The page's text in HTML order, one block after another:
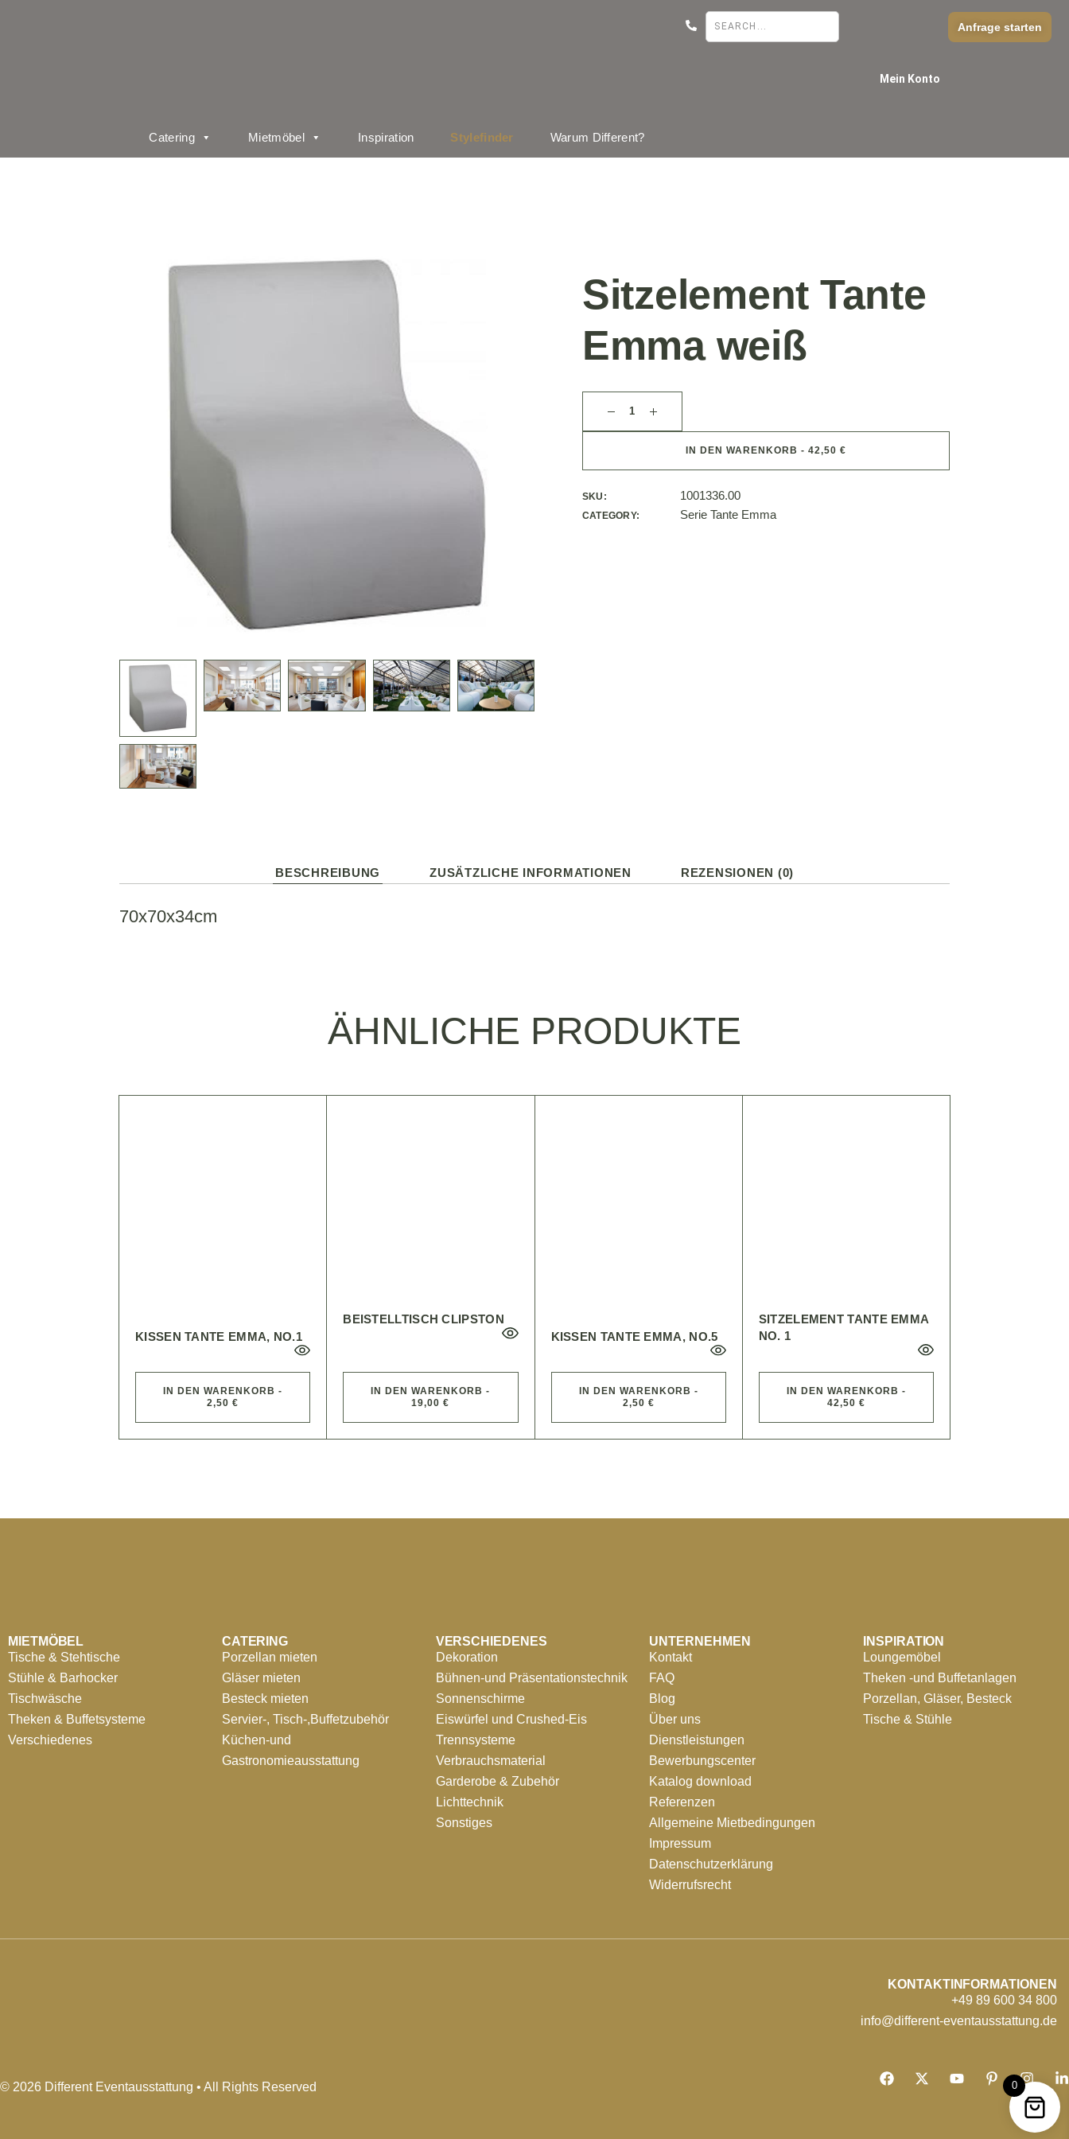
Catering Mietmöbel Inspiration Stylefinder Warum Different?
Mein Konto
Anfrage starten
Sitzelement Tante
Emma weiß
IN DEN WARENKORB - 42,50 €
SKU: 1001336.00
CATEGORY: Serie Tante Emma
BESCHREIBUNG ZUSÄTZLICHE INFORMATIONEN REZENSIONEN (0)
70x70x34cm
ÄHNLICHE PRODUKTE
KISSEN TANTE EMMA, NO.1
IN DEN WARENKORB -
2,50 €
BEISTELLTISCH CLIPSTON
IN DEN WARENKORB -
19,00 €
KISSEN TANTE EMMA, NO.5
IN DEN WARENKORB -
2,50 €
SITZELEMENT TANTE EMMA
NO. 1
IN DEN WARENKORB -
42,50 €
MIETMÖBEL
Tische & Stehtische
Stühle & Barhocker
Tischwäsche
Theken & Buffetsysteme
Verschiedenes
CATERING
Porzellan mieten
Gläser mieten
Besteck mieten
Servier-, Tisch-,Buffetzubehör
Küchen-und
Gastronomieausstattung
VERSCHIEDENES
Dekoration
Bühnen-und Präsentationstechnik
Sonnenschirme
Eiswürfel und Crushed-Eis
Trennsysteme
Verbrauchsmaterial
Garderobe & Zubehör
Lichttechnik
Sonstiges
UNTERNEHMEN
Kontakt
FAQ
Blog
Über uns
Dienstleistungen
Bewerbungscenter
Katalog download
Referenzen
Allgemeine Mietbedingungen
Impressum
Datenschutzerklärung
Widerrufsrecht
INSPIRATION
Loungemöbel
Theken -und Buffetanlagen
Porzellan, Gläser, Besteck
Tische & Stühle
KONTAKTINFORMATIONEN
+49 89 600 34 800
info@different-eventausstattung.de
© 2026 Different Eventausstattung • All Rights Reserved 0